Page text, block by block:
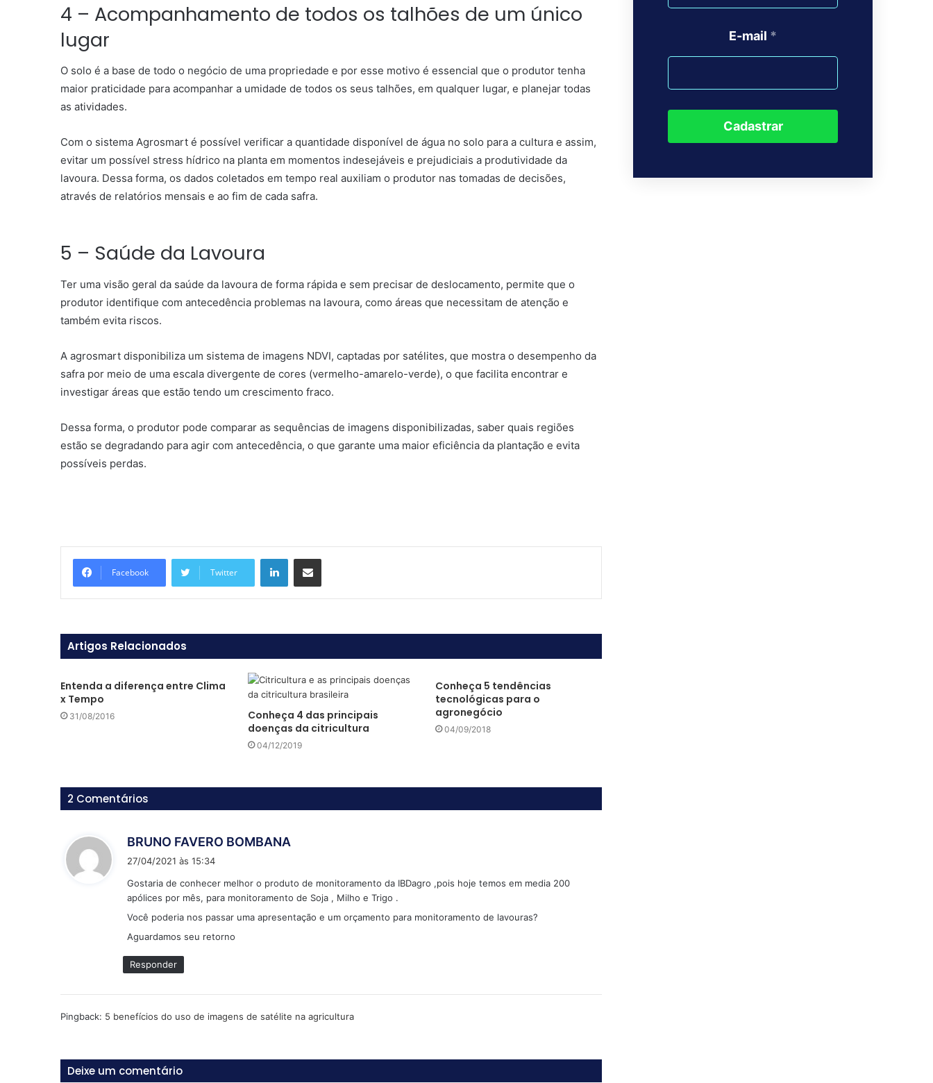
4 – Acompanhamento de todos os talhões de um único
lugar
O solo é a base de todo o negócio de uma propriedade e por esse motivo é essencial que o produtor tenha
maior praticidade para acompanhar a umidade de todos os seus talhões, em qualquer lugar, e planejar todas
as atividades.
Com o sistema Agrosmart é possível verificar a quantidade disponível de água no solo para a cultura e assim,
evitar um possível stress hídrico na planta em momentos indesejáveis e prejudiciais a produtividade da
lavoura. Dessa forma, os dados coletados em tempo real auxiliam o produtor nas tomadas de decisões,
através de relatórios mensais e ao fim de cada safra.
5 – Saúde da Lavoura
Ter uma visão geral da saúde da lavoura de forma rápida e sem precisar de deslocamento, permite que o
produtor identifique com antecedência problemas na lavoura, como áreas que necessitam de atenção e
também evita riscos.
A agrosmart disponibiliza um sistema de imagens NDVI, captadas por satélites, que mostra o desempenho da
safra por meio de uma escala divergente de cores (vermelho-amarelo-verde), o que facilita encontrar e
investigar áreas que estão tendo um crescimento fraco.
Dessa forma, o produtor pode comparar as sequências de imagens disponibilizadas, saber quais regiões
estão se degradando para agir com antecedência, o que garante uma maior eficiência da plantação e evita
possíveis perdas.
Facebook Twitter
Artigos Relacionados
Entenda a diferença entre Clima
x Tempo
31/08/2016
Conheça 4 das principais
doenças da citricultura
04/12/2019
Conheça 5 tendências
tecnológicas para o
agronegócio
04/09/2018
2 Comentários
BRUNO FAVERO BOMBANA
s
e
:
27/04/2021 às 15:34
Gostaria de conhecer melhor o produto de monitoramento da IBDagro ,pois hoje temos em media 200
apólices por mês, para monitoramento de Soja , Milho e Trigo .
Você poderia nos passar uma apresentação e um orçamento para monitoramento de lavouras?
Aguardamos seu retorno
Responder
Pingback: 5 benefícios do uso de imagens de satélite na agricultura
Deixe um comentário
E-mail *
Cadastrar